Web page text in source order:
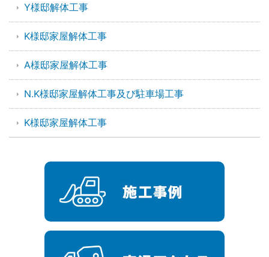
Y様邸解体工事
K様邸家屋解体工事
A様邸家屋解体工事
N.K様邸家屋解体工事及び駐車場工事
K様邸家屋解体工事